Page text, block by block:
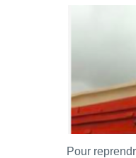
Pour